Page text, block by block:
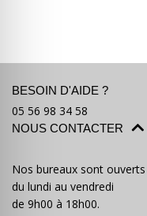
BESOIN D'AIDE ?
05 56 98 34 58
NOUS CONTACTER
Nos bureaux sont ouverts
du lundi au vendredi
de 9h00 à 18h00.